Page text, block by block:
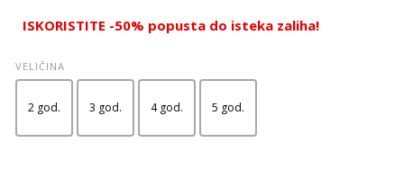
ISKORISTITE -50% popusta do isteka zaliha!
VELIČINA
2 god. 3 god. 4 god. 5 god.